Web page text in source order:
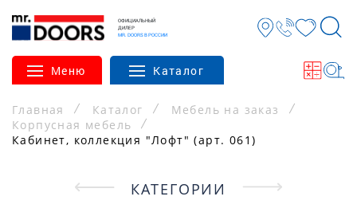
ОФИЦИАЛЬНЫЙ
ДИЛЕР
MR. DOORS В РОССИИ
Меню Каталог
Главная Каталог
Мебель на заказ
Корпусная мебель
Кабинет, коллекция "Лофт" (арт. 061)
КАТЕГОРИИ